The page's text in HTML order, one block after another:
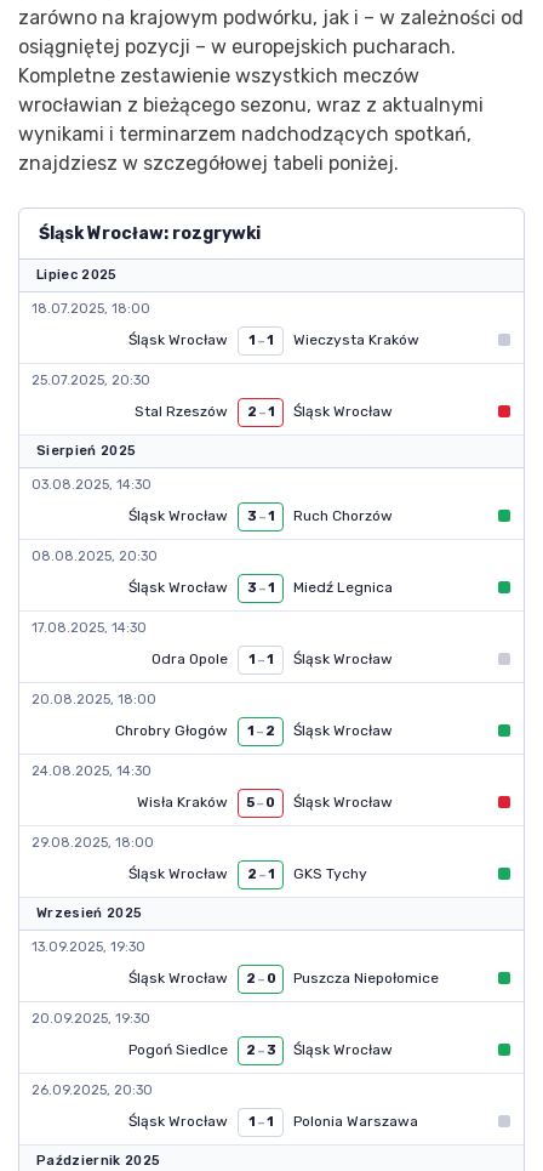
zarówno na krajowym podwórku, jak i – w zależności od
osiągniętej pozycji – w europejskich pucharach.
Kompletne zestawienie wszystkich meczów
wrocławian z bieżącego sezonu, wraz z aktualnymi
wynikami i terminarzem nadchodzących spotkań,
znajdziesz w szczegółowej tabeli poniżej.
Śląsk Wrocław: rozgrywki
Lipiec 2025
18.07.2025, 18:00
Śląsk Wrocław 1 –1 Wieczysta Kraków
25.07.2025, 20:30
Stal Rzeszów 2 –1 Śląsk Wrocław
Sierpień 2025
03.08.2025, 14:30
Śląsk Wrocław 3 –1 Ruch Chorzów
08.08.2025, 20:30
Śląsk Wrocław 3 –1 Miedź Legnica
17.08.2025, 14:30
Odra Opole 1 –1 Śląsk Wrocław
20.08.2025, 18:00
Chrobry Głogów 1 – 2 Śląsk Wrocław
24.08.2025, 14:30
Wisła Kraków 5– 0 Śląsk Wrocław
29.08.2025, 18:00
Śląsk Wrocław 2 –1 GKS Tychy
Wrzesień 2025
13.09.2025, 19:30
Śląsk Wrocław 2 – 0 Puszcza Niepołomice
20.09.2025, 19:30
Pogoń Siedlce 2 –3 Śląsk Wrocław
26.09.2025, 20:30
Śląsk Wrocław 1 –1 Polonia Warszawa
Październik 2025